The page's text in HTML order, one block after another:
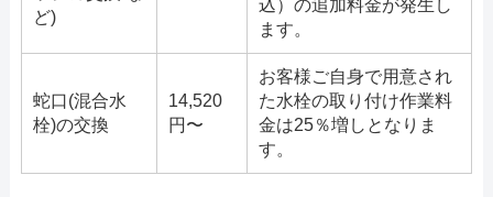
ど)
込）の追加料金が発生し
ます。
蛇口(混合水
栓)の交換
14,520
円〜
お客様ご自身で用意され
た水栓の取り付け作業料
金は25％増しとなりま
す。